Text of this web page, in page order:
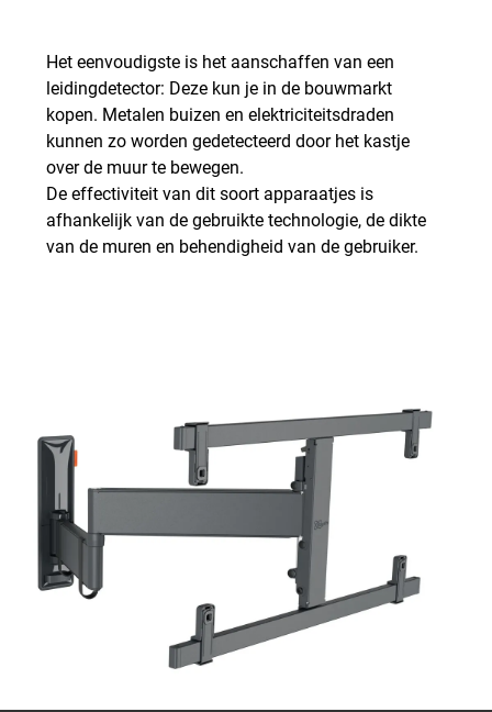
Het eenvoudigste is het aanschaffen van een
leidingdetector: Deze kun je in de bouwmarkt
kopen. Metalen buizen en elektriciteitsdraden
kunnen zo worden gedetecteerd door het kastje
over de muur te bewegen.
De effectiviteit van dit soort apparaatjes is
afhankelijk van de gebruikte technologie, de dikte
van de muren en behendigheid van de gebruiker.